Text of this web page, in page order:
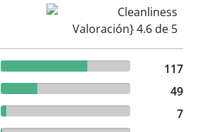
Cleanliness Valoración} 4.6
66.86% reviewed Excelente
117
28% reviewed Muy buena
49
4% reviewed Media
7